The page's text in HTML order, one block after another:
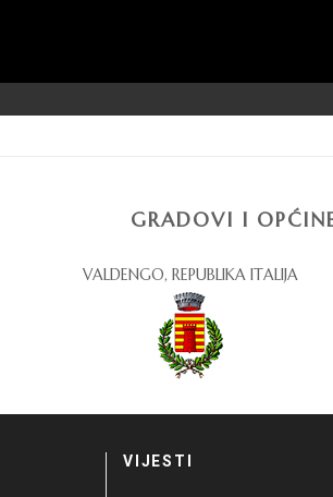
GRADOVI I
VALDENGO, REPUBLIKA ITALIJA
VIJESTI